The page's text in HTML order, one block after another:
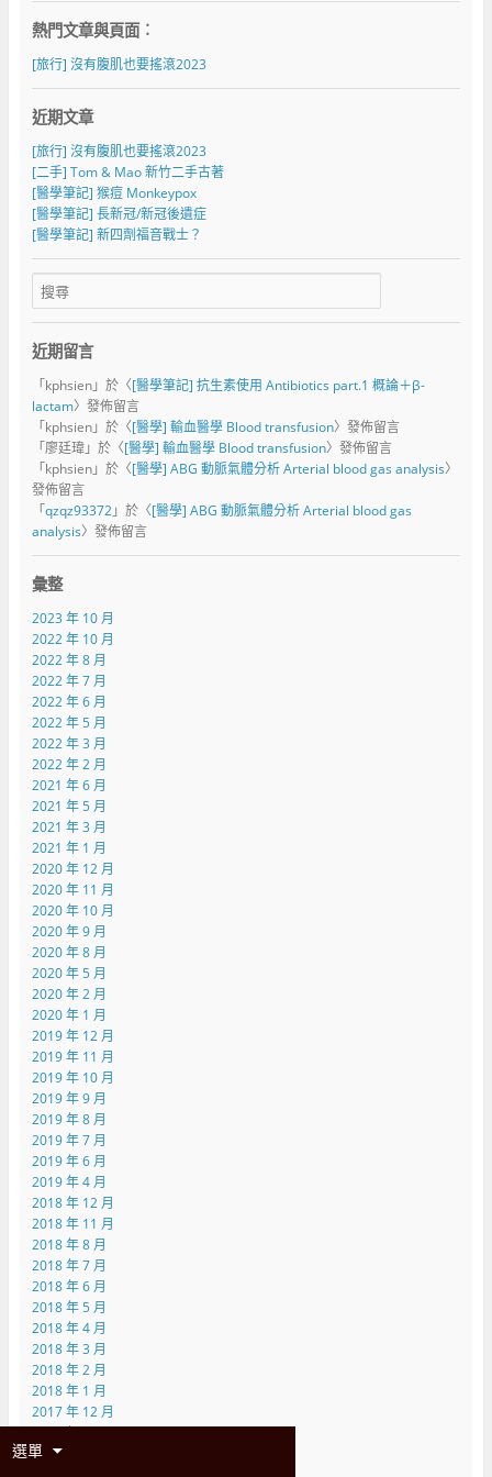
選單
熱門文章與頁面︰
[旅行] 沒有腹肌也要搖滾2023
近期文章
[旅行] 沒有腹肌也要搖滾2023
[二手] Tom & Mao 新竹二手古著
[醫學筆記] 猴痘 Monkeypox
[醫學筆記] 長新冠/新冠後遺症
[醫學筆記] 新四劑福音戰士？
近期留言
「kphsien」於〈[醫學筆記] 抗生素使用 Antibiotics part.1 概論＋β-
lactam〉發佈留言
「kphsien」於〈[醫學] 輸血醫學 Blood transfusion〉發佈留言
「廖廷瑋」於〈[醫學] 輸血醫學 Blood transfusion〉發佈留言
「kphsien」於〈[醫學] ABG 動脈氣體分析 Arterial blood gas analysis〉
發佈留言
「qzqz93372」於〈[醫學] ABG 動脈氣體分析 Arterial blood gas
analysis〉發佈留言
彙整
2023 年 10 月
2022 年 10 月
2022 年 8 月
2022 年 7 月
2022 年 6 月
2022 年 5 月
2022 年 3 月
2022 年 2 月
2021 年 6 月
2021 年 5 月
2021 年 3 月
2021 年 1 月
2020 年 12 月
2020 年 11 月
2020 年 10 月
2020 年 9 月
2020 年 8 月
2020 年 5 月
2020 年 2 月
2020 年 1 月
2019 年 12 月
2019 年 11 月
2019 年 10 月
2019 年 9 月
2019 年 8 月
2019 年 7 月
2019 年 6 月
2019 年 4 月
2018 年 12 月
2018 年 11 月
2018 年 8 月
2018 年 7 月
2018 年 6 月
2018 年 5 月
2018 年 4 月
2018 年 3 月
2018 年 2 月
2018 年 1 月
2017 年 12 月
2017 年 11 月
2017 年 10 月